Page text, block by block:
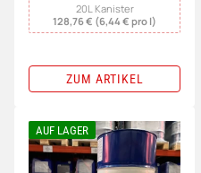
20L Kanister
128,76 € (6,44 € pro l)
ZUM ARTIKEL
AUF LAGER